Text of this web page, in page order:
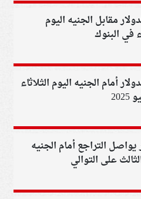
مقابل الجنيه اليوم
في البنوك
أمام الجنيه اليوم الثلاثاء
يواصل التراجع أمام الجنيه
على التوالي